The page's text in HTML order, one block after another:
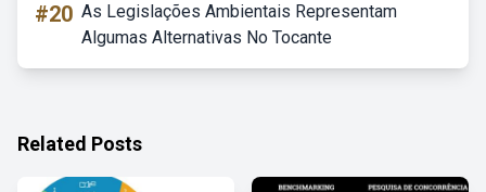
#20 As Legislações Ambientais Representam
Algumas Alternativas No Tocante
Related Posts